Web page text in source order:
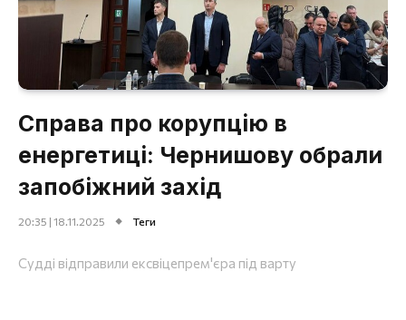
Справа про корупцію в
енергетиці: Чернишову обрали
запобіжний захід
20:35 | 18.11.2025 Теги
Судді відправили ексвіцепрем'єра під варту